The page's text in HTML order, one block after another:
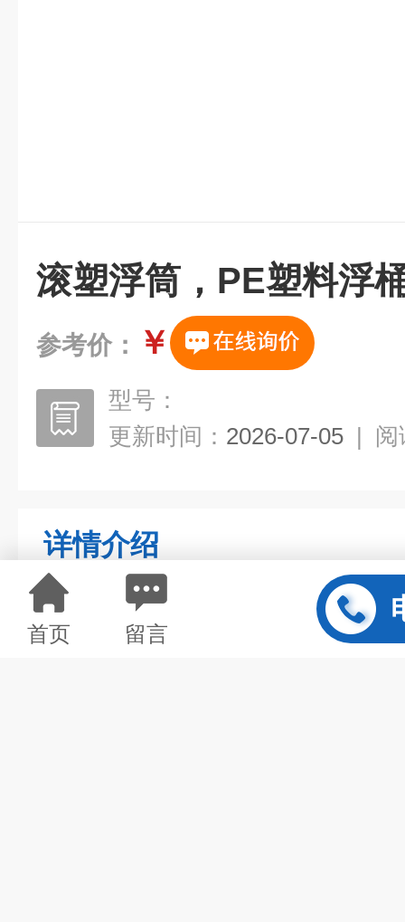
滚塑浮筒，PE塑料浮
参考价： ￥
型号：
更新时间： 2026-07-05 | 阅
详情介绍
滚塑浮筒，PE塑料浮桶，浮筒厂家
首页 留言